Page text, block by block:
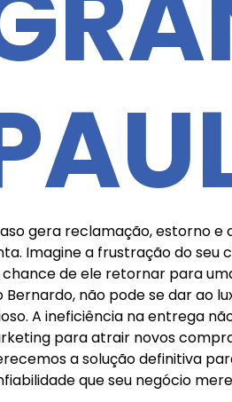
gera reclamação, estorno e
Imagine a frustração do seu
de ele retornar para
Bernardo, não pode se dar ao
A ineficiência na entrega
para atrair novos
a solução definitiva
que seu negócio